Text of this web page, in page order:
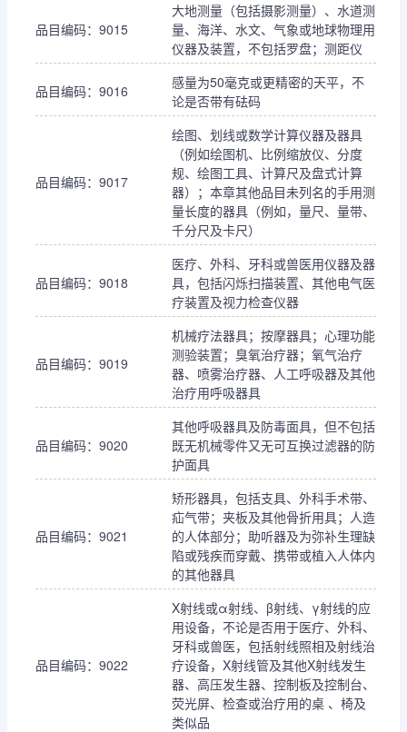
品目编码：9015
大地测量（包括摄影测量）、水道测
量、海洋、水文、气象或地球物理用
仪器及装置，不包括罗盘；测距仪
品目编码：9016
感量为50毫克或更精密的天平，不
论是否带有砝码
品目编码：9017
绘图、划线或数学计算仪器及器具
（例如绘图机、比例缩放仪、分度
规、绘图工具、计算尺及盘式计算
器）；本章其他品目未列名的手用测
量长度的器具（例如，量尺、量带、
千分尺及卡尺）
品目编码：9018
医疗、外科、牙科或兽医用仪器及器
具，包括闪烁扫描装置、其他电气医
疗装置及视力检查仪器
品目编码：9019
机械疗法器具；按摩器具；心理功能
测验装置；臭氧治疗器；氧气治疗
器、喷雾治疗器、人工呼吸器及其他
治疗用呼吸器具
品目编码：9020
其他呼吸器具及防毒面具，但不包括
既无机械零件又无可互换过滤器的防
护面具
品目编码：9021
矫形器具，包括支具、外科手术带、
疝气带；夹板及其他骨折用具；人造
的人体部分；助听器及为弥补生理缺
陷或残疾而穿戴、携带或植入人体内
的其他器具
品目编码：9022
X射线或α射线、β射线、γ射线的应
用设备，不论是否用于医疗、外科、
牙科或兽医，包括射线照相及射线治
疗设备，X射线管及其他X射线发生
器、高压发生器、控制板及控制台、
荧光屏、检查或治疗用的桌 、椅及
类似品